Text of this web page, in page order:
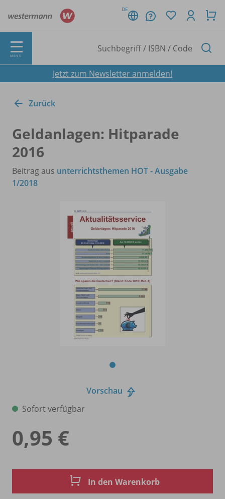
DE
MENÜ
Jetzt zum Newsletter anmelden!
Zurück
Geldanlagen: Hitparade
2016
Beitrag aus unterrichtsthemen HOT - Ausgabe
1/2018
Vorschau
Sofort verfügbar
0,95 €
In den Warenkorb